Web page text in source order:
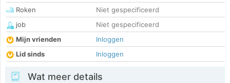
Roken
Niet gespecificeerd
job
Niet gespecificeerd
Mijn vrienden
Inloggen
Lid sinds
Inloggen
Wat meer details